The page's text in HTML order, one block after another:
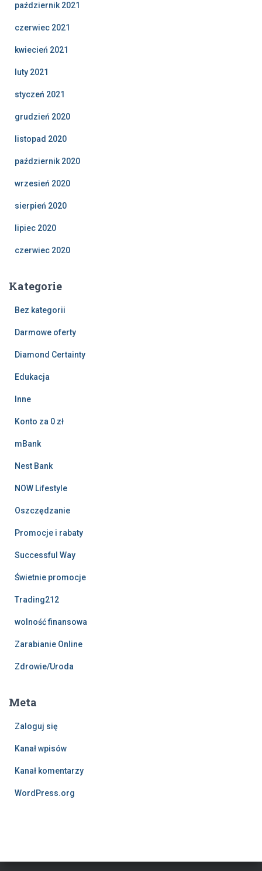
październik 2021
czerwiec 2021
kwiecień 2021
luty 2021
styczeń 2021
grudzień 2020
listopad 2020
październik 2020
wrzesień 2020
sierpień 2020
lipiec 2020
czerwiec 2020
Kategorie
Bez kategorii
Darmowe oferty
Diamond Certainty
Edukacja
Inne
Konto za 0 zł
mBank
Nest Bank
NOW Lifestyle
Oszczędzanie
Promocje i rabaty
Successful Way
Świetnie promocje
Trading212
wolność finansowa
Zarabianie Online
Zdrowie/Uroda
Meta
Zaloguj się
Kanał wpisów
Kanał komentarzy
WordPress.org